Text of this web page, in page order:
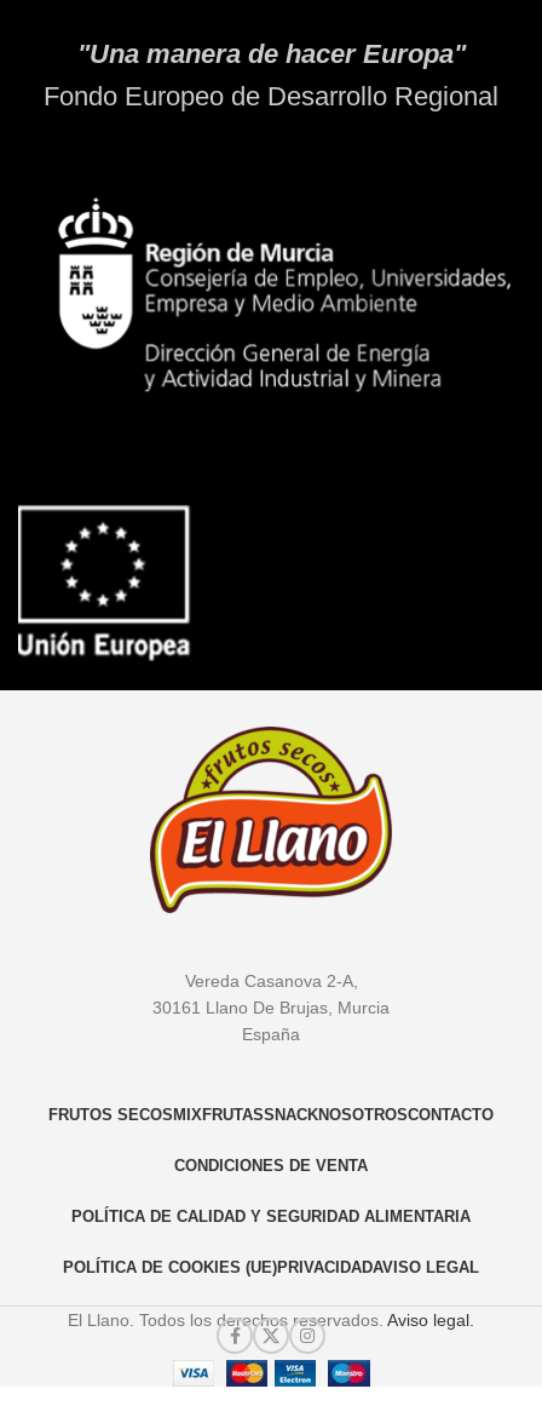
"Una manera de hacer Europa"
Fondo Europeo de Desarrollo Regional
Vereda Casanova 2-A,
30161 Llano De Brujas, Murcia
España
FRUTOS SECOS MIXFRUTASSNACKNOSOTROSCONTACTO
CONDICIONES DE VENTA
POLÍTICA DE CALIDAD Y SEGURIDAD ALIMENTARIA
POLÍTICA DE COOKIES (UE)PRIVACIDADAVISO LEGAL
El Llano. Todos los derechos reservados. Aviso legal.